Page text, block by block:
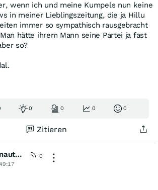
wenn ich und meine Kumpels nun keine
in meiner Lieblingszeitung, die ja Hillu
immer so sympathisch rausgebracht
hätte ihrem Mann seine Partei ja fast
so?
0 0 0 0
Zitieren
derdieschnautzelangsamvollhat
0